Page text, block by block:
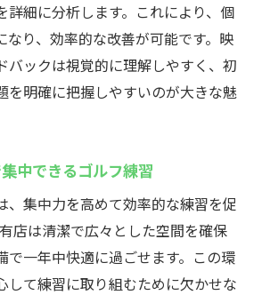
詳細に分析します。これにより、個
なり、効率的な改善が可能です。映
バックは視覚的に理解しやすく、初
を明確に把握しやすいのが大きな魅
中できるゴルフ練習
、集中力を高めて効率的な練習を促
店は清潔で広々とした空間を確保
で一年中快適に過ごせます。この環
して練習に取り組むために欠かせな